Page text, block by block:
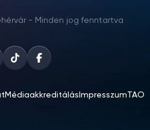
- Minden jog fenntartva
Médiaakkreditálás ImpresszumTAO